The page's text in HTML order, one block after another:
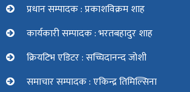
प्रधान सम्पादक : प्रकाशविक्रम शाह
कार्यकारी सम्पादक : भरतबहादुर शाह
क्रियटिभ एडिटर : सच्चिदानन्द जोशी
समाचार सम्पादक : एकिन्द्र तिमिल्सिना